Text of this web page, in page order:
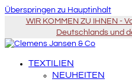
Überspringen zu Hauptinhalt
WIR KOMMEN ZU IHNEN -
Deutschlands und
TEXTILIEN
NEUHEITEN